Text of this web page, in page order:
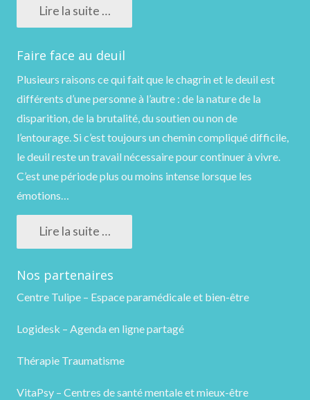
Lire la suite …
Faire face au deuil
Plusieurs raisons ce qui fait que le chagrin et le deuil est
différents d’une personne à l’autre : de la nature de la
disparition, de la brutalité, du soutien ou non de
l’entourage. Si c’est toujours un chemin compliqué difficile,
le deuil reste un travail nécessaire pour continuer à vivre.
C’est une période plus ou moins intense lorsque les
émotions…
Lire la suite …
Nos partenaires
Centre Tulipe – Espace paramédicale et bien-être
Logidesk – Agenda en ligne partagé
Thérapie Traumatisme
VitaPsy – Centres de santé mentale et mieux-être